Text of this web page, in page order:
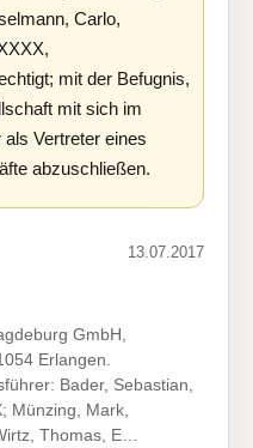
Carlo,
mit der Befugnis,
mit sich im
Vertreter eines
abzuschließen.
13.07.2017
GmbH,
Erlangen.
Bader, Sebastian,
Münzing, Mark,
Thomas, E…